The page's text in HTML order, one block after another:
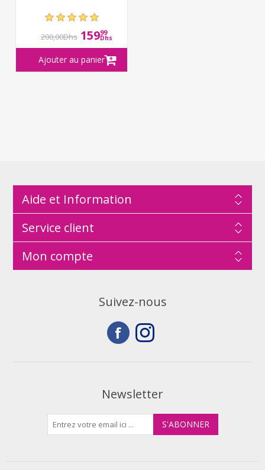
200,00Dhs 15999
Dhs
Aide et Information
Service client
Mon compte
Suivez-nous
Newsletter